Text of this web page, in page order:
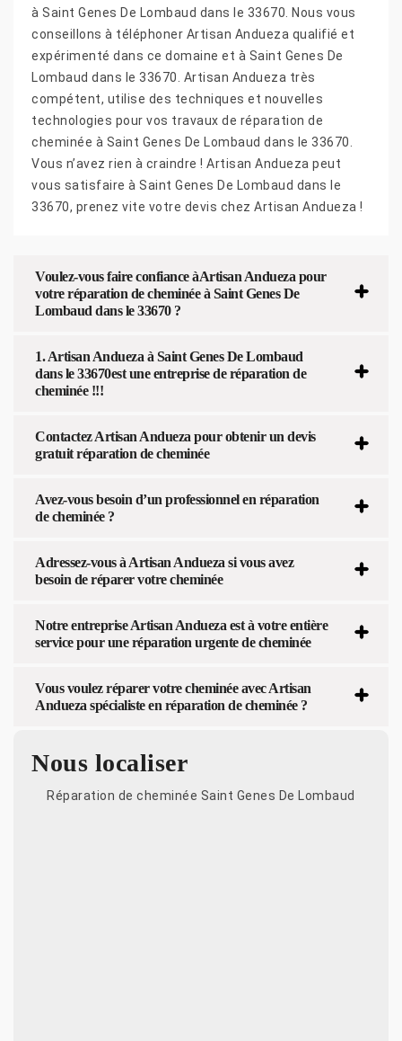
à Saint Genes De Lombaud dans le 33670. Nous vous
conseillons à téléphoner Artisan Andueza qualifié et
expérimenté dans ce domaine et à Saint Genes De
Lombaud dans le 33670. Artisan Andueza très
compétent, utilise des techniques et nouvelles
technologies pour vos travaux de réparation de
cheminée à Saint Genes De Lombaud dans le 33670.
Vous n’avez rien à craindre ! Artisan Andueza peut
vous satisfaire à Saint Genes De Lombaud dans le
33670, prenez vite votre devis chez Artisan Andueza !
Voulez-vous faire confiance àArtisan Andueza pour
votre réparation de cheminée à Saint Genes De
Lombaud dans le 33670 ?
1. Artisan Andueza à Saint Genes De Lombaud
dans le 33670est une entreprise de réparation de
cheminée !!!
Contactez Artisan Andueza pour obtenir un devis
gratuit réparation de cheminée
Avez-vous besoin d’un professionnel en réparation
de cheminée ?
Adressez-vous à Artisan Andueza si vous avez
besoin de réparer votre cheminée
Notre entreprise Artisan Andueza est à votre entière
service pour une réparation urgente de cheminée
Vous voulez réparer votre cheminée avec Artisan
Andueza spécialiste en réparation de cheminée ?
Nous localiser
Réparation de cheminée Saint Genes De Lombaud